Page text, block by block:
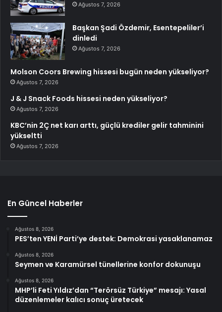
Ağustos 7, 2026
Başkan Şadi Özdemir, Esentepeliler’i
dinledi
Ağustos 7, 2026
Molson Coors Brewing hissesi bugün neden yükseliyor?
Ağustos 7, 2026
J & J Snack Foods hissesi neden yükseliyor?
Ağustos 7, 2026
KBC’nin 2Ç net karı arttı, güçlü krediler gelir tahminini
yükseltti
Ağustos 7, 2026
En Güncel Haberler
Ağustos 8, 2026
PES’ten YENİ Parti’ye destek: Demokrasi yasaklanamaz
Ağustos 8, 2026
Seymen ve Karamürsel tünellerine konfor dokunuşu
Ağustos 8, 2026
MHP’li Feti Yıldız’dan “Terörsüz Türkiye” mesajı: Yasal
düzenlemeler kalıcı sonuç üretecek